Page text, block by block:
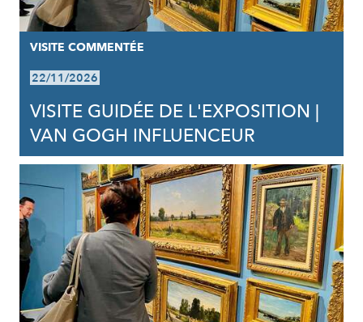
VISITE COMMENTÉE
22/11/2026
VISITE GUIDÉE DE L'EXPOSITION |
VAN GOGH INFLUENCEUR